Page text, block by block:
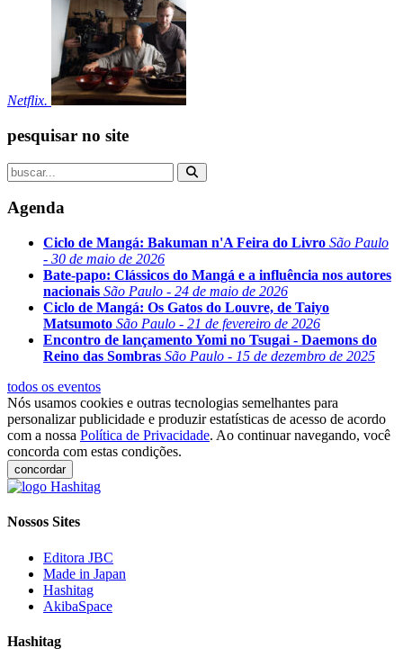
Netflix.
pesquisar no site
Agenda
Ciclo de Mangá: Bakuman n'A Feira do Livro São Paulo
- 30 de maio de 2026
Bate-papo: Clássicos do Mangá e a influência nos autores
nacionais São Paulo - 24 de maio de 2026
Ciclo de Mangá: Os Gatos do Louvre, de Taiyo
Matsumoto São Paulo - 21 de fevereiro de 2026
Encontro de lançamento Yomi no Tsugai - Daemons do
Reino das Sombras São Paulo - 15 de dezembro de 2025
todos os eventos
Nós usamos cookies e outras tecnologias semelhantes para
personalizar publicidade e produzir estatísticas de acesso de acordo
com a nossa Política de Privacidade. Ao continuar navegando, você
concorda com estas condições.
concordar
Nossos Sites
Editora JBC
Made in Japan
Hashitag
AkibaSpace
Hashitag